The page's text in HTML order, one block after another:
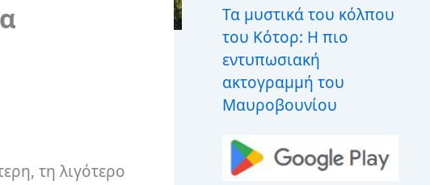
τη λιγότερο
Τα μυστικά του κόλπου
του Κότορ: Η πιο
εντυπωσιακή
ακτογραμμή του
Μαυροβουνίου